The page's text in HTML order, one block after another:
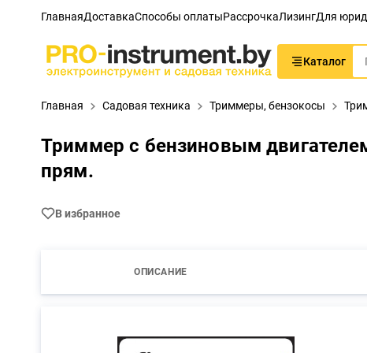
ГлавнаяДоставкаСпособы оплатыРассрочкаЛизингДля
Каталог
Главная Садовая техника Триммеры, бензокосы
Триммер с бензиновым
прям.
В избранное
ОПИСАНИЕ